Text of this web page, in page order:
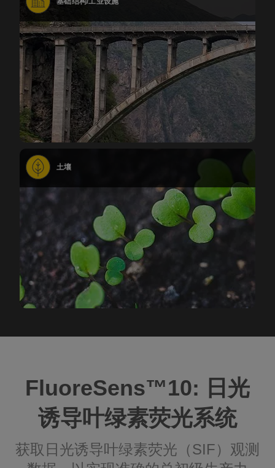
土壤
FluoreSens™️10: 日光
诱导叶绿素荧光系统
获取日光诱导叶绿素荧光（SIF）观测